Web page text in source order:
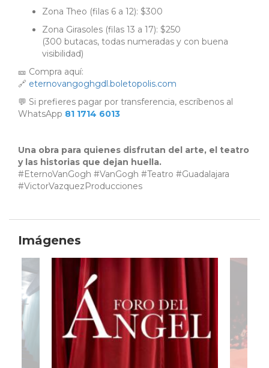
Zona Theo (filas 6 a 12): $300
Zona Girasoles (filas 13 a 17): $250
(300 butacas, todas numeradas y con buena
visibilidad)
🎫 Compra aquí:
🔗 eternovangoghgdl.boletopolis.com
💬 Si prefieres pagar por transferencia, escríbenos al
WhatsApp 81 1714 6013
Una obra para quienes disfrutan del arte, el teatro
y las historias que dejan huella.
#EternoVanGogh #VanGogh #Teatro #Guadalajara
#VictorVazquezProducciones
Imágenes